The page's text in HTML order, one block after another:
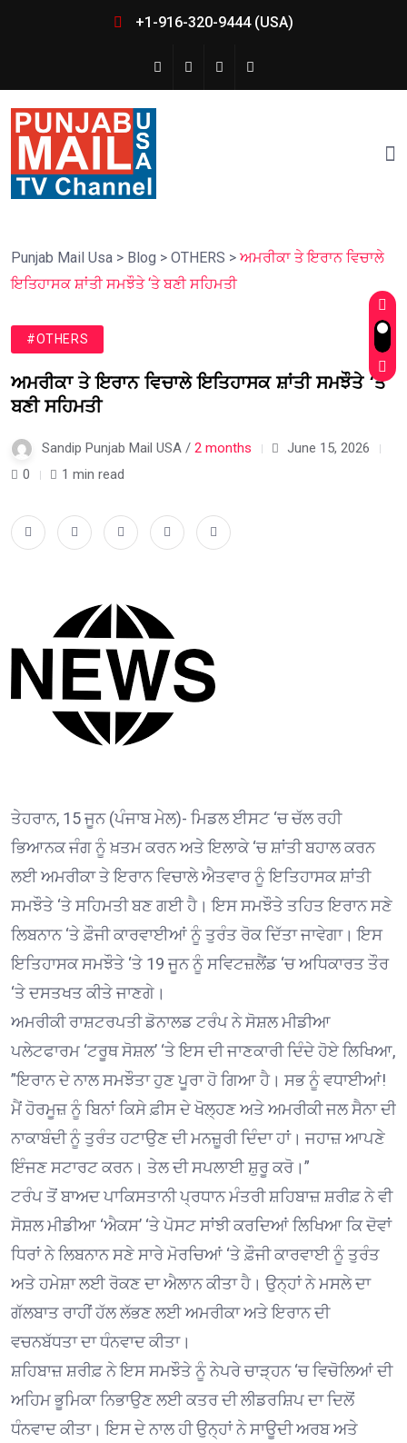
+1-916-320-9444 (USA)
Punjab Mail Usa > Blog > OTHERS > ਅਮਰੀਕਾ ਤੇ ਇਰਾਨ ਵਿਚਾਲੇ
ਇਤਿਹਾਸਕ ਸ਼ਾਂਤੀ ਸਮਝੌਤੇ ‘ਤੇ ਬਣੀ ਸਹਿਮਤੀ
#OTHERS
ਅਮਰੀਕਾ ਤੇ ਇਰਾਨ ਵਿਚਾਲੇ ਇਤਿਹਾਸਕ ਸ਼ਾਂਤੀ ਸਮਝੌਤੇ ‘ਤੇ
ਬਣੀ ਸਹਿਮਤੀ
Sandip Punjab Mail USA / 2 months
June 15, 2026
0
1 min read
ਤੇਹਰਾਨ, 15 ਜੂਨ (ਪੰਜਾਬ ਮੇਲ)- ਮਿਡਲ ਈਸਟ ‘ਚ ਚੱਲ ਰਹੀ
ਭਿਆਨਕ ਜੰਗ ਨੂੰ ਖ਼ਤਮ ਕਰਨ ਅਤੇ ਇਲਾਕੇ ‘ਚ ਸ਼ਾਂਤੀ ਬਹਾਲ ਕਰਨ
ਲਈ ਅਮਰੀਕਾ ਤੇ ਇਰਾਨ ਵਿਚਾਲੇ ਐਤਵਾਰ ਨੂੰ ਇਤਿਹਾਸਕ ਸ਼ਾਂਤੀ
ਸਮਝੌਤੇ ‘ਤੇ ਸਹਿਮਤੀ ਬਣ ਗਈ ਹੈ। ਇਸ ਸਮਝੌਤੇ ਤਹਿਤ ਇਰਾਨ ਸਣੇ
ਲਿਬਨਾਨ ‘ਤੇ ਫ਼ੌਜੀ ਕਾਰਵਾਈਆਂ ਨੂੰ ਤੁਰੰਤ ਰੋਕ ਦਿੱਤਾ ਜਾਵੇਗਾ। ਇਸ
ਇਤਿਹਾਸਕ ਸਮਝੌਤੇ ‘ਤੇ 19 ਜੂਨ ਨੂੰ ਸਵਿਟਜ਼ਲੈਂਡ ‘ਚ ਅਧਿਕਾਰਤ ਤੌਰ
‘ਤੇ ਦਸਤਖਤ ਕੀਤੇ ਜਾਣਗੇ।
ਅਮਰੀਕੀ ਰਾਸ਼ਟਰਪਤੀ ਡੋਨਾਲਡ ਟਰੰਪ ਨੇ ਸੋਸ਼ਲ ਮੀਡੀਆ
ਪਲੇਟਫਾਰਮ ‘ਟਰੂਥ ਸੋਸ਼ਲ’ ‘ਤੇ ਇਸ ਦੀ ਜਾਣਕਾਰੀ ਦਿੰਦੇ ਹੋਏ ਲਿਖਿਆ,
”ਇਰਾਨ ਦੇ ਨਾਲ ਸਮਝੌਤਾ ਹੁਣ ਪੂਰਾ ਹੋ ਗਿਆ ਹੈ। ਸਭ ਨੂੰ ਵਧਾਈਆਂ!
ਮੈਂ ਹੋਰਮੂਜ਼ ਨੂੰ ਬਿਨਾਂ ਕਿਸੇ ਫ਼ੀਸ ਦੇ ਖੋਲ੍ਹਣ ਅਤੇ ਅਮਰੀਕੀ ਜਲ ਸੈਨਾ ਦੀ
ਨਾਕਾਬੰਦੀ ਨੂੰ ਤੁਰੰਤ ਹਟਾਉਣ ਦੀ ਮਨਜ਼ੂਰੀ ਦਿੰਦਾ ਹਾਂ। ਜਹਾਜ਼ ਆਪਣੇ
ਇੰਜਣ ਸਟਾਰਟ ਕਰਨ। ਤੇਲ ਦੀ ਸਪਲਾਈ ਸ਼ੁਰੂ ਕਰੋ।”
ਟਰੰਪ ਤੋਂ ਬਾਅਦ ਪਾਕਿਸਤਾਨੀ ਪ੍ਰਧਾਨ ਮੰਤਰੀ ਸ਼ਹਿਬਾਜ਼ ਸ਼ਰੀਫ਼ ਨੇ ਵੀ
ਸੋਸ਼ਲ ਮੀਡੀਆ ‘ਐਕਸ’ ‘ਤੇ ਪੋਸਟ ਸਾਂਝੀ ਕਰਦਿਆਂ ਲਿਖਿਆ ਕਿ ਦੋਵਾਂ
ਧਿਰਾਂ ਨੇ ਲਿਬਨਾਨ ਸਣੇ ਸਾਰੇ ਮੋਰਚਿਆਂ ‘ਤੇ ਫ਼ੌਜੀ ਕਾਰਵਾਈ ਨੂੰ ਤੁਰੰਤ
ਅਤੇ ਹਮੇਸ਼ਾ ਲਈ ਰੋਕਣ ਦਾ ਐਲਾਨ ਕੀਤਾ ਹੈ। ਉਨ੍ਹਾਂ ਨੇ ਮਸਲੇ ਦਾ
ਗੱਲਬਾਤ ਰਾਹੀਂ ਹੱਲ ਲੱਭਣ ਲਈ ਅਮਰੀਕਾ ਅਤੇ ਇਰਾਨ ਦੀ
ਵਚਨਬੱਧਤਾ ਦਾ ਧੰਨਵਾਦ ਕੀਤਾ।
ਸ਼ਹਿਬਾਜ਼ ਸ਼ਰੀਫ਼ ਨੇ ਇਸ ਸਮਝੌਤੇ ਨੂੰ ਨੇਪਰੇ ਚਾੜ੍ਹਨ ‘ਚ ਵਿਚੋਲਿਆਂ ਦੀ
ਅਹਿਮ ਭੂਮਿਕਾ ਨਿਭਾਉਣ ਲਈ ਕਤਰ ਦੀ ਲੀਡਰਸ਼ਿਪ ਦਾ ਦਿਲੋਂ
ਧੰਨਵਾਦ ਕੀਤਾ। ਇਸ ਦੇ ਨਾਲ ਹੀ ਉਨ੍ਹਾਂ ਨੇ ਸਾਊਦੀ ਅਰਬ ਅਤੇ